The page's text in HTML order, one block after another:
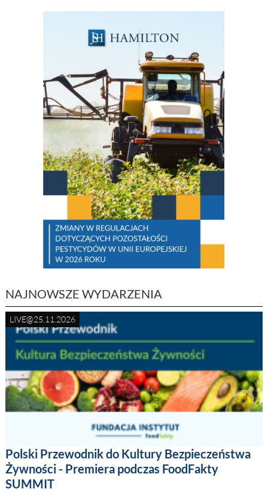
NAJNOWSZE WYDARZENIA
LIVE@25.11.2026
Polski Przewodnik do Kultury Bezpieczeństwa
Żywności - Premiera podczas FoodFakty
SUMMIT